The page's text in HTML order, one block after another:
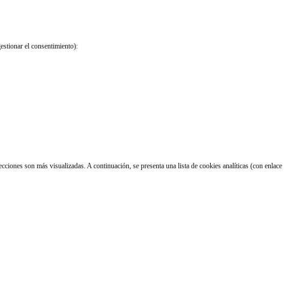
el consentimiento):
son más visualizadas. A continuación, se presenta una lista de cookies analíticas (con enlace